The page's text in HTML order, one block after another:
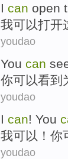
I can open
我可以打开
youdao
You can
你可以看到
youdao
I can! You
我可以 ！ 你
youdao